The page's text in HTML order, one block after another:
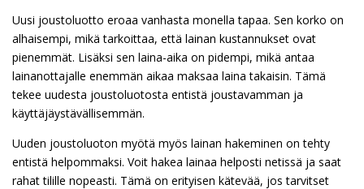
Uusi joustoluotto eroaa vanhasta monella tapaa. Sen korko on
alhaisempi, mikä tarkoittaa, että lainan kustannukset ovat
pienemmät. Lisäksi sen laina-aika on pidempi, mikä antaa
lainanottajalle enemmän aikaa maksaa laina takaisin. Tämä
tekee uudesta joustoluotosta entistä joustavamman ja
käyttäjäystävällisemmän.
Uuden joustoluoton myötä myös lainan hakeminen on tehty
entistä helpommaksi. Voit hakea lainaa helposti netissä ja saat
rahat tilille nopeasti. Tämä on erityisen kätevää, jos tarvitset